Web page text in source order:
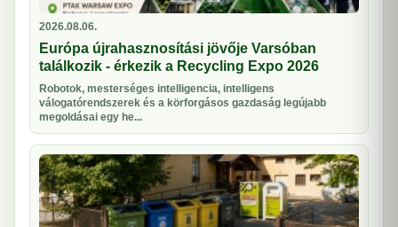
2026.08.06.
Európa újrahasznosítási jövője Varsóban
találkozik - érkezik a Recycling Expo 2026
Robotok, mesterséges intelligencia, intelligens
válogatórendszerek és a körforgásos gazdaság legújabb
megoldásai egy he...